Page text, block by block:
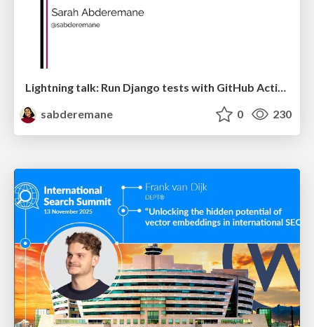
Lightning talk: Run Django tests with GitHub Actions
sabderemane
0 230